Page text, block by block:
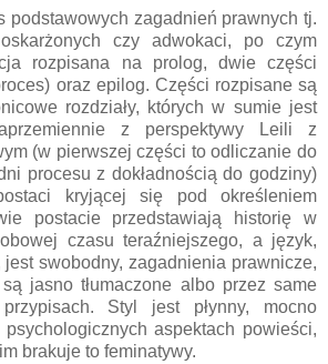
podstawowych zagadnień prawnych tj.
czy adwokaci, po czym
rozpisana na prolog, dwie części
oraz epilog. Części rozpisane są
rozdziały, których w sumie jest
z perspektywy Leili z
(w pierwszej części to odliczanie do
procesu z dokładnością do godziny)
kryjącej się pod określeniem
postacie przedstawiają historię w
czasu teraźniejszego, a język,
jest swobodny, zagadnienia prawnicze,
jasno tłumaczone albo przez same
Styl jest płynny, mocno
aspektach powieści,
brakuje to feminatywy.